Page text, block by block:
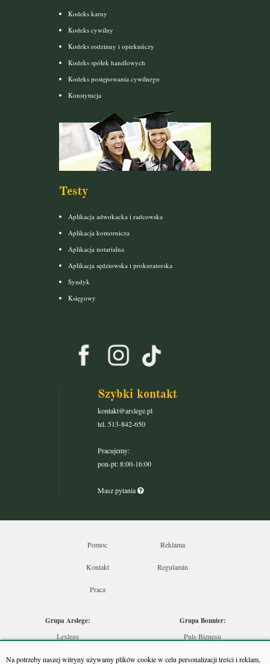
Na potrzeby naszej witryny używamy plików cookie w celu personalizacji treści i reklam,
Kodeks karny
Kodeks cywilny
Kodeks rodzinny i opiekuńczy
Kodeks spółek handlowych
Kodeks postępowania cywilnego
Konstytucja
Testy
Aplikacja adwokacka i radcowska
Aplikacja komornicza
Aplikacja notarialna
Aplikacja sędziowska i prokuratorska
Syndyk
Księgowy
Szybki kontakt
kontakt@arslege.pl
tel. 513-842-650
Pracujemy:
pon-pt: 8:00-16:00
Masz pytania
Pomoc Reklama
Kontakt Regulamin
Praca
Grupa Arslege:
Lexlege
Grupa Bonnier:
Puls Biznesu